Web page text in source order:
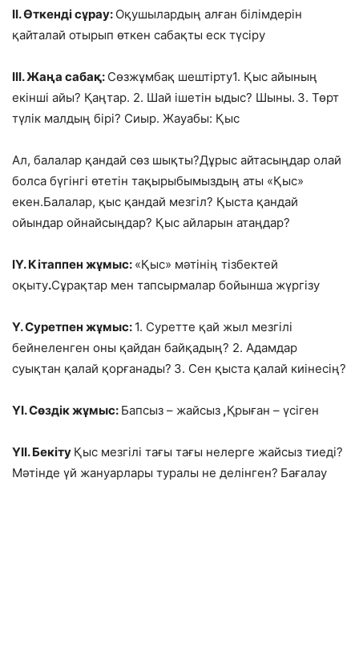
ІІ. Өткенді сұрау: Оқушылардың алған білімдерін
қайталай отырып өткен сабақты еск түсіру
ІІІ. Жаңа сабақ: Сөзжұмбақ шештірту1. Қыс айының
екінші айы? Қаңтар. 2. Шай ішетін ыдыс? Шыны. 3. Төрт
түлік малдың бірі? Сиыр. Жауабы: Қыс
Ал, балалар қандай сөз шықты?Дұрыс айтасыңдар олай
болса бүгінгі өтетін тақырыбымыздың аты «Қыс»
екен.Балалар, қыс қандай мезгіл? Қыста қандай
ойындар ойнайсыңдар? Қыс айларын атаңдар?
ІҮ. Кітаппен жұмыс: «Қыс» мәтінің тізбектей
оқыту.Сұрақтар мен тапсырмалар бойынша жүргізу
Ү. Суретпен жұмыс: 1. Суретте қай жыл мезгілі
бейнеленген оны қайдан байқадың? 2. Адамдар
суықтан қалай қорғанады? 3. Сен қыста қалай киінесің?
ҮІ. Сөздік жұмыс: Бапсыз – жайсыз ,Қрыған – үсіген
ҮІІ. Бекіту Қыс мезгілі тағы тағы нелерге жайсыз тиеді?
Мәтінде үй жануарлары туралы не делінген? Бағалау